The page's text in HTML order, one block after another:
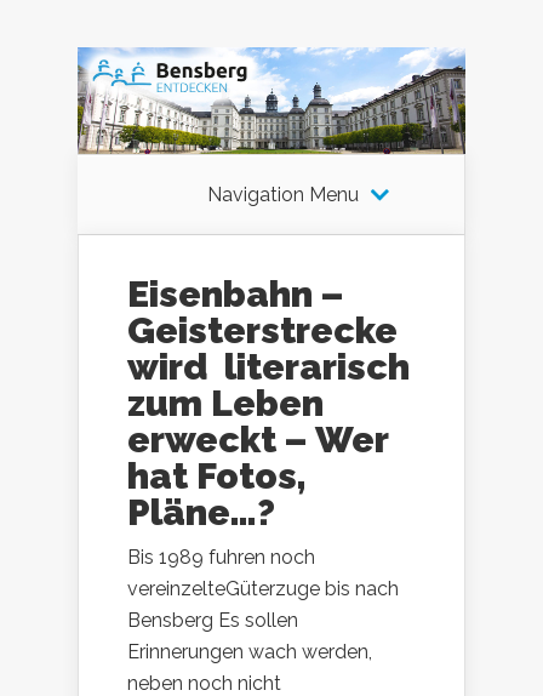
Navigation Menu
Eisenbahn –
Geisterstrecke
wird literarisch
zum Leben
erweckt – Wer
hat Fotos,
Pläne…?
Bis 1989 fuhren noch
vereinzelteGüterzuge bis nach
Bensberg Es sollen
Erinnerungen wach werden,
neben noch nicht